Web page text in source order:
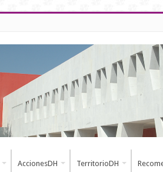
AccionesDH TerritorioDH